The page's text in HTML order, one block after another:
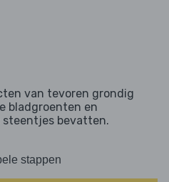
van tevoren grondig
bladgroenten en
steentjes bevatten.
stappen